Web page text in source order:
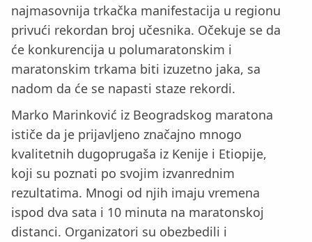
najmasovnija trkačka manifestacija u regionu
privući rekordan broj učesnika. Očekuje se da
će konkurencija u polumaratonskim i
maratonskim trkama biti izuzetno jaka, sa
nadom da će se napasti staze rekordi.
Marko Marinković iz Beogradskog maratona
ističe da je prijavljeno značajno mnogo
kvalitetnih dugoprugaša iz Kenije i Etiopije,
koji su poznati po svojim izvanrednim
rezultatima. Mnogi od njih imaju vremena
ispod dva sata i 10 minuta na maratonskoj
distanci. Organizatori su obezbedili i